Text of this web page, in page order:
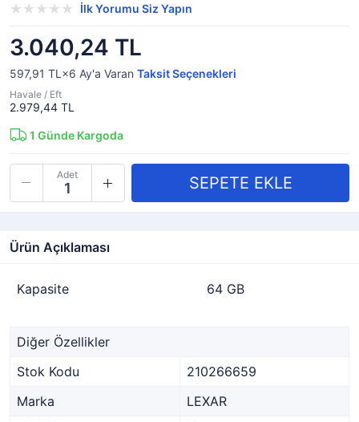
İlk Yorumu Siz Yapın
3.040,24 TL
597,91 TL×6 Ay'a Varan Taksit Seçenekleri
Havale / Eft
2.979,44 TL
1 Günde Kargoda
Adet
Ürün Açıklaması
Kapasite 64 GB
Diğer Özellikler
Stok Kodu
210266659
Marka
LEXAR